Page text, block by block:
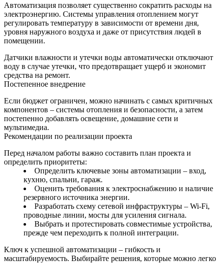
Автоматизация позволяет существенно сократить расходы на
электроэнергию. Системы управления отоплением могут
регулировать температуру в зависимости от времени дня,
уровня наружного воздуха и даже от присутствия людей в
помещении.
Датчики влажности и утечки воды автоматически отключают
воду в случае утечки, что предотвращает ущерб и экономит
средства на ремонт.
Постепенное внедрение
Если бюджет ограничен, можно начинать с самых критичных
компонентов – системы отопления и безопасности, а затем
постепенно добавлять освещение, домашние сети и
мультимедиа.
Рекомендации по реализации проекта
Перед началом работы важно составить план проекта и
определить приоритеты:
Определить ключевые зоны автоматизации – вход,
кухню, спальни, гараж.
Оценить требования к электроснабжению и наличие
резервного источника энергии.
Разработать схему сетевой инфраструктуры – Wi‑Fi,
проводные линии, мосты для усиления сигнала.
Выбрать и протестировать совместимые устройства,
прежде чем переходить к полной интеграции.
Ключ к успешной автоматизации – гибкость и
масштабируемость. Выбирайте решения, которые можно легко